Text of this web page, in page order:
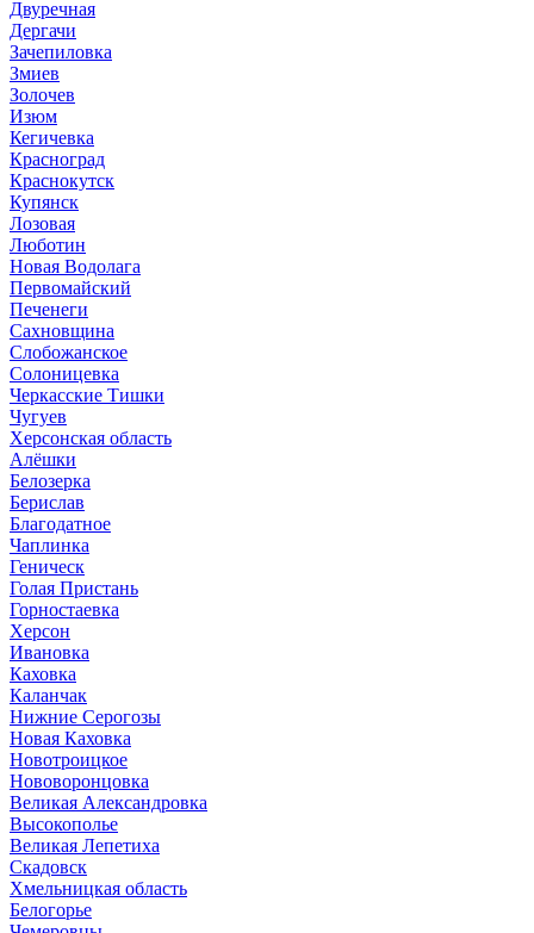
Двуречная
Дергачи
Зачепиловка
Змиев
Золочев
Изюм
Кегичевка
Красноград
Краснокутск
Купянск
Лозовая
Люботин
Новая Водолага
Первомайский
Печенеги
Сахновщина
Слобожанское
Солоницевка
Черкасские Тишки
Чугуев
Херсонская область
Алёшки
Белозерка
Берислав
Благодатное
Чаплинка
Геническ
Голая Пристань
Горностаевка
Херсон
Ивановка
Каховка
Каланчак
Нижние Серогозы
Новая Каховка
Новотроицкое
Нововоронцовка
Великая Александровка
Высокополье
Великая Лепетиха
Скадовск
Хмельницкая область
Белогорье